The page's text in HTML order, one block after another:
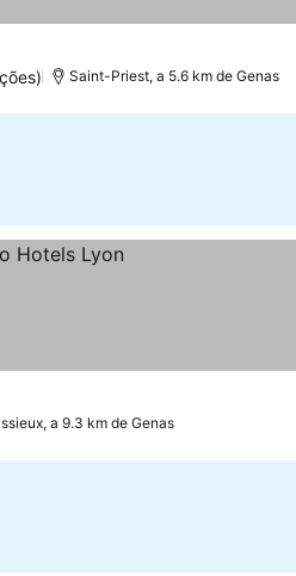
Saint-Priest, a 5.6 km de Genas
a 9.3 km de Genas